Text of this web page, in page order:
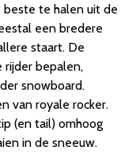
te halen uit de
een bredere
staart. De
rijder bepalen,
snowboard.
van royale rocker.
(en tail) omhoog
in de sneeuw.